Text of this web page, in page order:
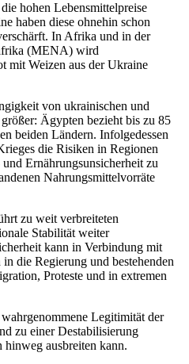
hohen Lebensmittelpreise
haben diese ohnehin schon
In Afrika und in der
(MENA) wird
mit Weizen aus der Ukraine
von ukrainischen und
Ägypten bezieht bis zu 85
beiden Ländern. Infolgedessen
die Risiken in Regionen
Ernährungsunsicherheit zu
Nahrungsmittelvorräte
zu weit verbreiteten
Stabilität weiter
kann in Verbindung mit
die Regierung und bestehenden
Proteste und in extremen
Legitimität der
zu einer Destabilisierung
hinweg ausbreiten kann.